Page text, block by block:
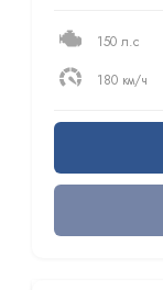
150 л.с
180 км/ч